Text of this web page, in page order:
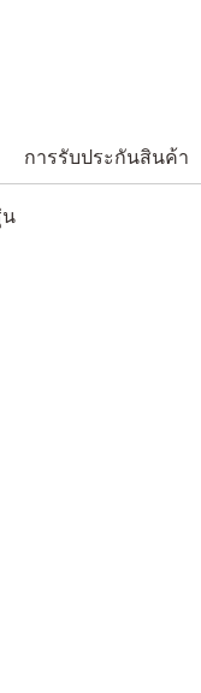
การรับประกันสินค้า
น